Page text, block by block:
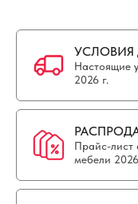
УСЛОВИЯ
Настоящие
2026 г.
Прайс-лист
мебели